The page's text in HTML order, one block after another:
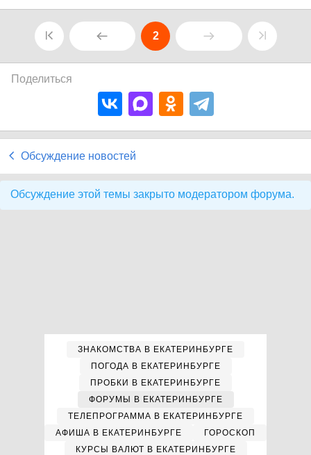
2
Поделиться
Обсуждение новостей
Обсуждение этой темы закрыто модератором форума.
ЗНАКОМСТВА В ЕКАТЕРИНБУРГЕ
ПОГОДА В ЕКАТЕРИНБУРГЕ
ПРОБКИ В ЕКАТЕРИНБУРГЕ
ФОРУМЫ В ЕКАТЕРИНБУРГЕ
ТЕЛЕПРОГРАММА В ЕКАТЕРИНБУРГЕ
АФИША В ЕКАТЕРИНБУРГЕ
ГОРОСКОП
КУРСЫ ВАЛЮТ В ЕКАТЕРИНБУРГЕ